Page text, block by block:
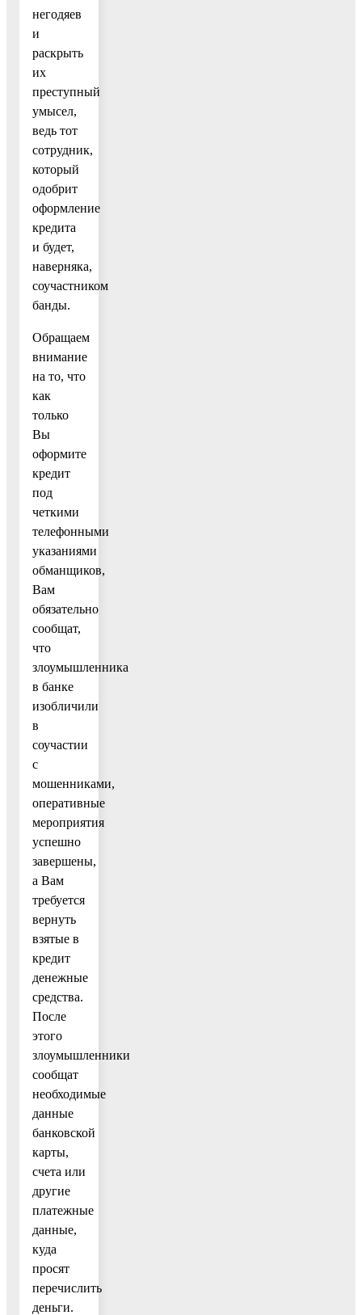
негодяев
и
раскрыть
их
преступный
умысел,
ведь тот
сотрудник,
который
одобрит
оформление
кредита
и будет,
наверняка,
соучастником
банды.
Обращаем
внимание
на то, что
как
только
Вы
оформите
кредит
под
четкими
телефонными
указаниями
обманщиков,
Вам
обязательно
сообщат,
что
злоумышленника
в банке
изобличили
в
соучастии
с
мошенниками,
оперативные
мероприятия
успешно
завершены,
а Вам
требуется
вернуть
взятые в
кредит
денежные
средства.
После
этого
злоумышленники
сообщат
необходимые
данные
банковской
карты,
счета или
другие
платежные
данные,
куда
просят
перечислить
деньги.